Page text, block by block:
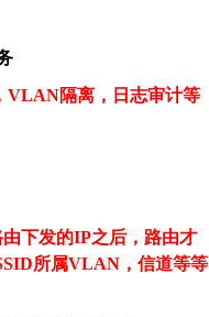
VLAN隔离，日志审计等
下发的IP之后，路由才
所属VLAN，信道等等